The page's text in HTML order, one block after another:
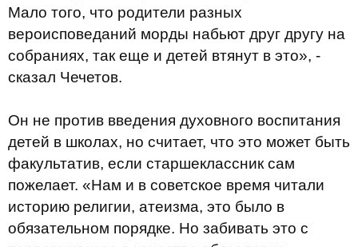
Мало того, что родители разных
вероисповеданий морды набьют друг другу на
собраниях, так еще и детей втянут в это», -
сказал Чечетов.
Он не против введения духовного воспитания
детей в школах, но считает, что это может быть
факультатив, если старшеклассник сам
пожелает. «Нам и в советское время читали
историю религии, атеизма, это было в
обязательном порядке. Но забивать это с